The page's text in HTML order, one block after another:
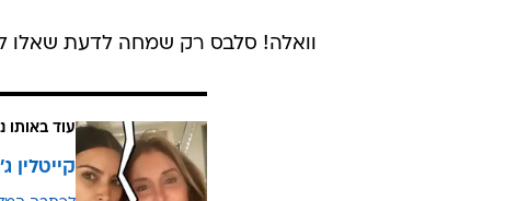
וואלה! סלבס רק שמחה לדעת שאלו
עוד באותו
קייטלין